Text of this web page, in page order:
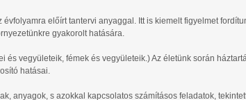
előírt tantervi anyaggal. Itt is kiemelt figyelmet
gyakorolt hatására.
és vegyületeik, fémek és vegyületeik.) Az életünk során
hatásai.
anyagok, s azokkal kapcsolatos számításos feladatok,